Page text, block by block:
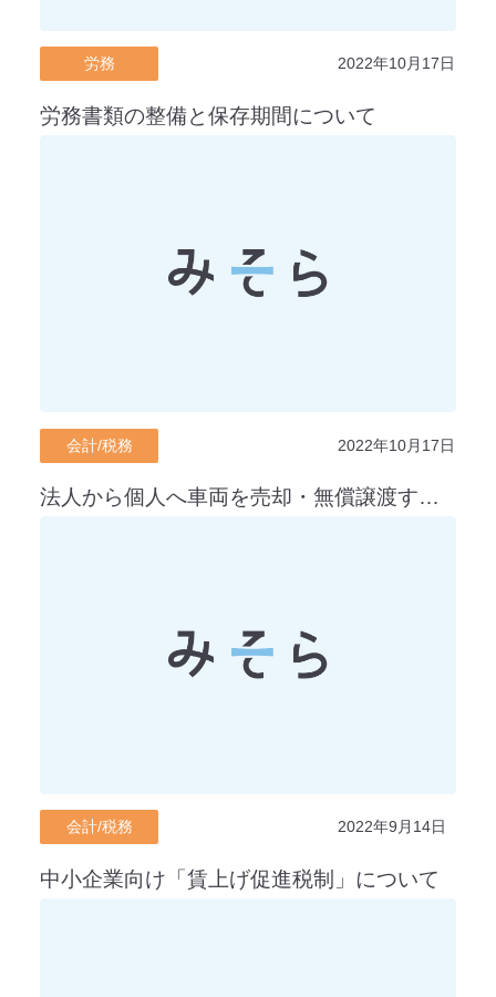
労務 2022年10月17日
労務書類の整備と保存期間について
会計/税務 2022年10月17日
法人から個人へ車両を売却・無償譲渡する際の税務処理と注意点を解説
会計/税務 2022年9月14日
中小企業向け「賃上げ促進税制」について